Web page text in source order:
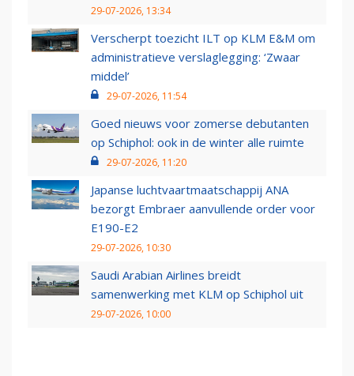
29-07-2026, 13:34
Verscherpt toezicht ILT op KLM E&M om
administratieve verslaglegging: ‘Zwaar
middel’
29-07-2026, 11:54
Goed nieuws voor zomerse debutanten
op Schiphol: ook in de winter alle ruimte
29-07-2026, 11:20
Japanse luchtvaartmaatschappij ANA
bezorgt Embraer aanvullende order voor
E190-E2
29-07-2026, 10:30
Saudi Arabian Airlines breidt
samenwerking met KLM op Schiphol uit
29-07-2026, 10:00